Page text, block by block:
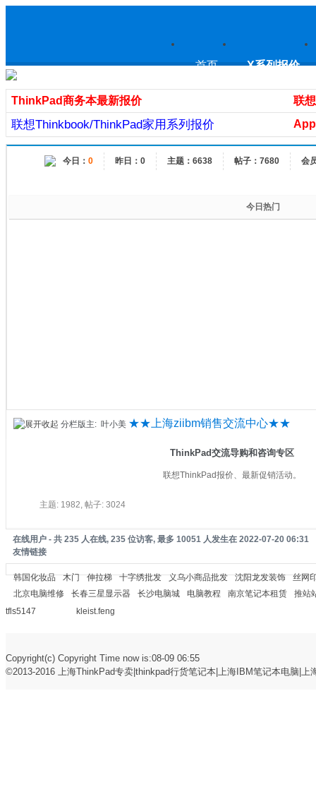
上
海ThinkPad专卖|thinkpad行货笔
首页 X系列报价
ThinkPad商务本最新报价 联
联想Thinkbook/ThinkPad家用系列报价
今日： 0 昨日：0 主题：6638 帖子：7680 会
今日热门
分栏版主: 叶小美 ★★上海ziibm销售交流中心★★
ThinkPad交流导购和咨询专区
联想ThinkPad报价、最新促销活动。
主题: 1982, 帖子: 3024
在线用户 - 共 235 人在线, 235 位访客, 最多 10051 人发生在 2022-07-20 06:31
友情链接
韩国化妆品 木门 伸拉梯 十字绣批发 义乌小商品批发 沈阳龙发装饰
丝网
北京电脑维修
长春三星显示器 长沙电脑城 电脑教程 南京笔记本租赁
推站
tfls5147
kleist.feng
Copyright(c) Copyright Time now is:08-09 06:55
©2013-2016 上海ThinkPad专卖|thinkpad行货笔记本|上海IBM笔记本电脑|上